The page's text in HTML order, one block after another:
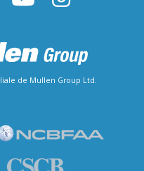
de Mullen Group Ltd.